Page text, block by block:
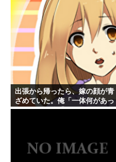
出張から帰ったら、嫁の顔が青
ざめていた。俺「一体何があっ
たんだ？」嫁「…」→子供たち